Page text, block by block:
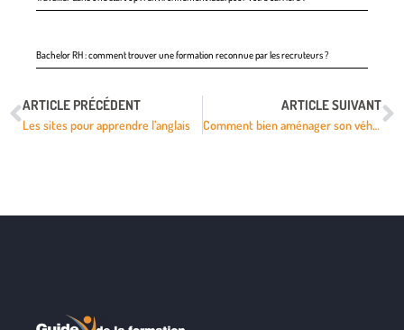
Bachelor RH : comment trouver une formation reconnue par les recruteurs ?
ARTICLE PRÉCÉDENT
Les sites pour apprendre l’anglais
ARTICLE SUIVANT
Comment bien aménager son véhicule utilitaire lorsqu’on est artisan ?